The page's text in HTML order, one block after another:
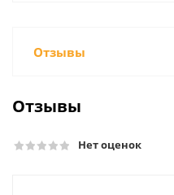
Отзывы
Отзывы
Нет оценок